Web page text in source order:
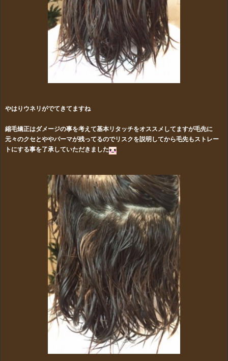
やはりウネリがでてきてますね
縮毛矯正はダメージの事を考えて基本リタッチをオススメしてますが毛先に
元々のクセとややパーマが残ってるのでリスクを説明してから毛先もストレー
トにする事を了承していただきました